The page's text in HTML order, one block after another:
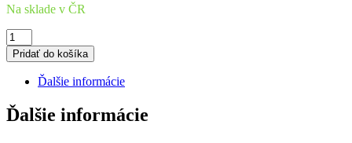
Na sklade v ČR
množstvo
Finntrail
Suit
Nordy
MiddleGrey
XS
Pridať do košíka
Ďalšie informácie
Ďalšie informácie